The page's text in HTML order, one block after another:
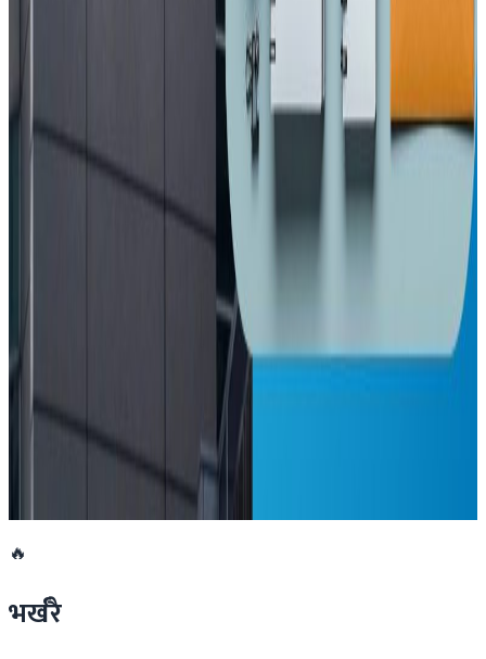
प्रतितोला ३ हजार ६०० ले घट्यो सुनको मूल्य
२०२६ अप्रिल ३
इनिसा मृत्यु प्रकरण : चार जना पुर्पक्षका लागि थुनामा
न्युजिल्यान्डमै साम्बाको घुँडाको शल्यक्रिया !
अष्ट्रेलियाको सरकारी सञ्चारमाध्यम एबीसीका कर्मचारी
आन्दोलनमा
🔥
भर्खरै